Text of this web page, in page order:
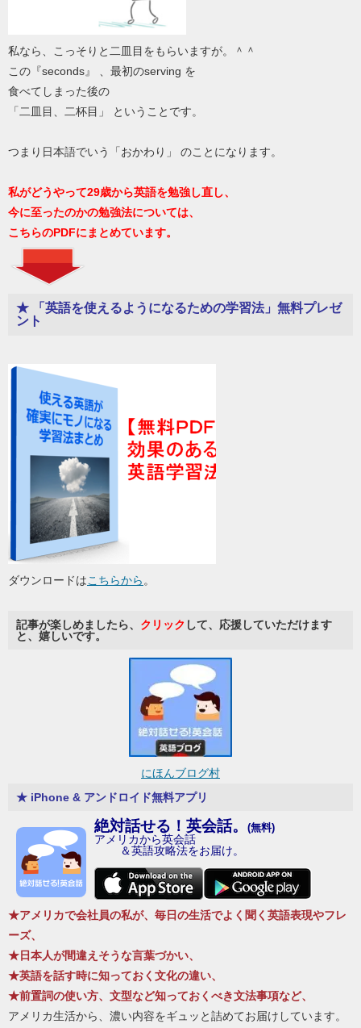
私なら、こっそりと二皿目をもらいますが。＾＾
この『seconds』 、最初のserving を
食べてしまった後の
「二皿目、二杯目」 ということです。
つまり日本語でいう「おかわり」 のことになります。
私がどうやって29歳から英語を勉強し直し、
今に至ったのかの勉強法については、
こちらのPDFにまとめています。
★ 「英語を使えるようになるための学習法」無料プレゼ
ント
ダウンロードはこちらから 。
記事が楽しめましたら、 クリック して、応援していただけます
と、嬉しいです。
にほんブログ村
★ iPhone & アンドロイド無料アプリ
絶対話せる！英会話。 (無料)
アメリカから英会話
＆英語攻略法をお届け。
★アメリカで会社員の私が、毎日の生活でよく聞く英語表現やフレ
ーズ、
★日本人が間違えそうな言葉づかい、
★英語を話す時に知っておく文化の違い、
★前置詞の使い方、文型など知っておくべき文法事項など、
アメリカ生活から、濃い内容をギュッと詰めてお届けしています。